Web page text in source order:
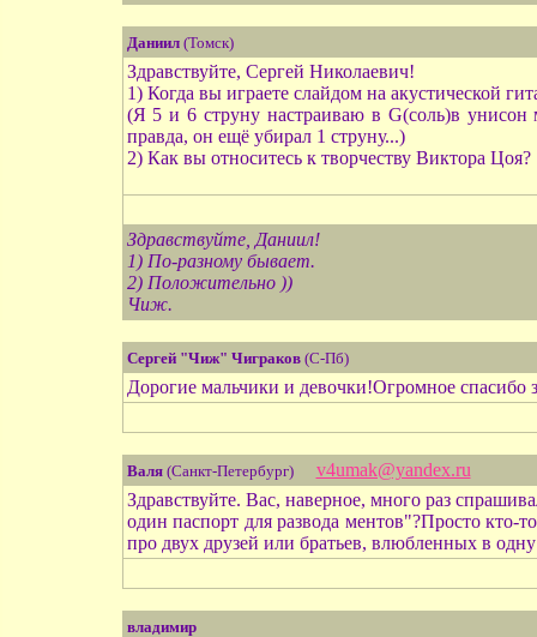
Даниил(Томск)
Здравствуйте, Сергей Николаевич!
1) Когда вы играете слайдом на акустической
(Я 5 и 6 струну настраиваю в G(соль)в
правда, он ещё убирал 1 струну...)
2) Как вы относитесь к творчеству Виктора Цоя?
Здравствуйте, Даниил!
1) По-разному бывает.
2) Положительно ))
Чиж.
Сергей "Чиж" Чиграков(С-Пб)
Дорогие мальчики и девочки!Огромное
Валя(Санкт-Петербург)
v4umak@yandex.ru
Здравствуйте. Вас, наверное, много раз
один паспорт для развода ментов"?Просто кто-
про двух друзей или братьев, влюбленных в
владимир